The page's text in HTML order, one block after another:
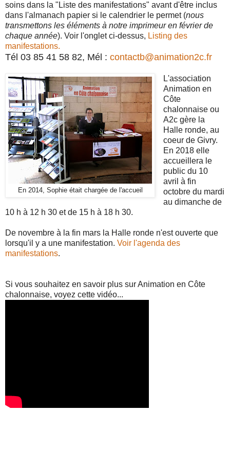
soins dans la "Liste des manifestations" avant d'être inclus
dans l'almanach papier si le calendrier le permet (nous
transmettons les éléments à notre imprimeur en février de
chaque année). Voir l'onglet ci-dessus, Listing des
manifestations.
Tél 03 85 41 58 82, Mél : contactb@animation2c.fr
En 2014, Sophie était chargée de l'accueil
L'association
Animation en
Côte
chalonnaise ou
A2c gère la
Halle ronde, au
coeur de Givry.
En 2018 elle
accueillera le
public du 10
avril à fin
octobre du mardi
au dimanche de
10 h à 12 h 30 et de 15 h à 18 h 30.
De novembre à la fin mars la Halle ronde n'est ouverte que
lorsqu'il y a une manifestation. Voir l'agenda des
manifestations.
Si vous souhaitez en savoir plus sur Animation en Côte
chalonnaise, voyez cette vidéo...